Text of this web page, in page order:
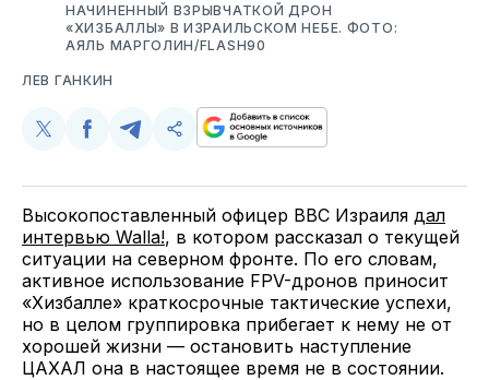
НАЧИНЕННЫЙ ВЗРЫВЧАТКОЙ ДРОН
«ХИЗБАЛЛЫ» В ИЗРАИЛЬСКОМ НЕБЕ. ФОТО:
АЯЛЬ МАРГОЛИН/FLASH90
ЛЕВ ГАНКИН
Поделиться
Twitter
Поделиться
Facebook
Поделиться
Telegram
Скопируйте
поделитесь
ссылкой
Высокопоставленный офицер ВВС Израиля дал
интервью Walla!, в котором рассказал о текущей
ситуации на северном фронте. По его словам,
активное использование FPV-дронов приносит
«Хизбалле» краткосрочные тактические успехи,
но в целом группировка прибегает к нему не от
хорошей жизни — остановить наступление
ЦАХАЛ она в настоящее время не в состоянии.